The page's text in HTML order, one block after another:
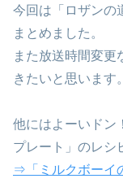
今回は「ロザンの
まとめました。
また放送時間変更
きたいと思います。
他にはよーいドン
プレート」のレシ
⇒「ミルクボーイ